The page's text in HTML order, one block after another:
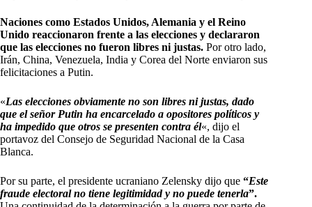
Naciones como Estados Unidos, Alemania y el Reino
Unido reaccionaron frente a las elecciones y declararon
que las elecciones no fueron libres ni justas. Por otro lado,
Irán, China, Venezuela, India y Corea del Norte enviaron sus
felicitaciones a Putin.
«Las elecciones obviamente no son libres ni justas, dado
que el señor Putin ha encarcelado a opositores políticos y
ha impedido que otros se presenten contra él«, dijo el
portavoz del Consejo de Seguridad Nacional de la Casa
Blanca.
Por su parte, el presidente ucraniano Zelensky dijo que “Este
fraude electoral no tiene legitimidad y no puede tenerla”.